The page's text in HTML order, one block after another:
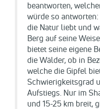
beantworten,
würde so
die Natur liebt und
Berg auf seine
bietet seine eigene
die Wälder, ob in
welche die Gipfel
Schwierigkeitsgrad
Aufstiegs. Nur im
und 15-25 km breit,